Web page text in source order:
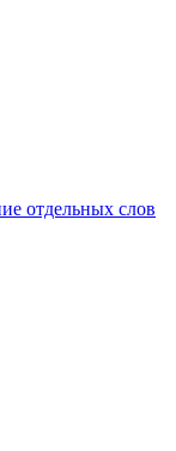
отдельных слов